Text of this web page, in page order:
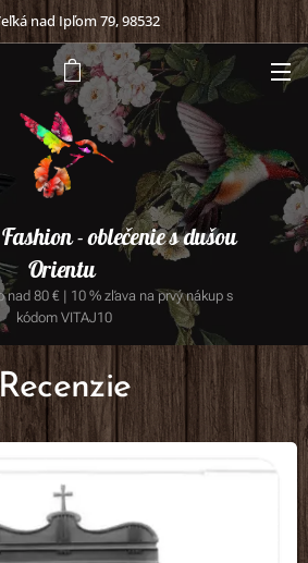
nad Ipľom 79, 98532
- oblečenie s dušou
Orientu
nad 80 € | 10 % zľava na prvý nákup s
kódom VITAJ10
Recenzie